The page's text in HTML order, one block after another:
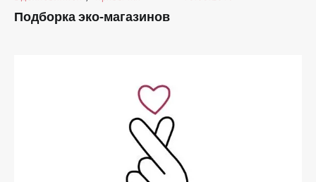
Подборка эко-магазинов